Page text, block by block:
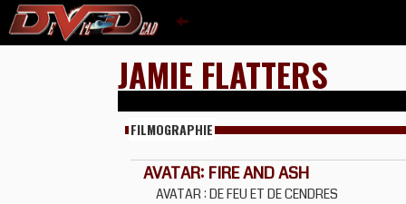
JAMIE FLATTERS
FILMOGRAPHIE
AVATAR: FIRE AND ASH
AVATAR : DE FEU ET DE CENDRES